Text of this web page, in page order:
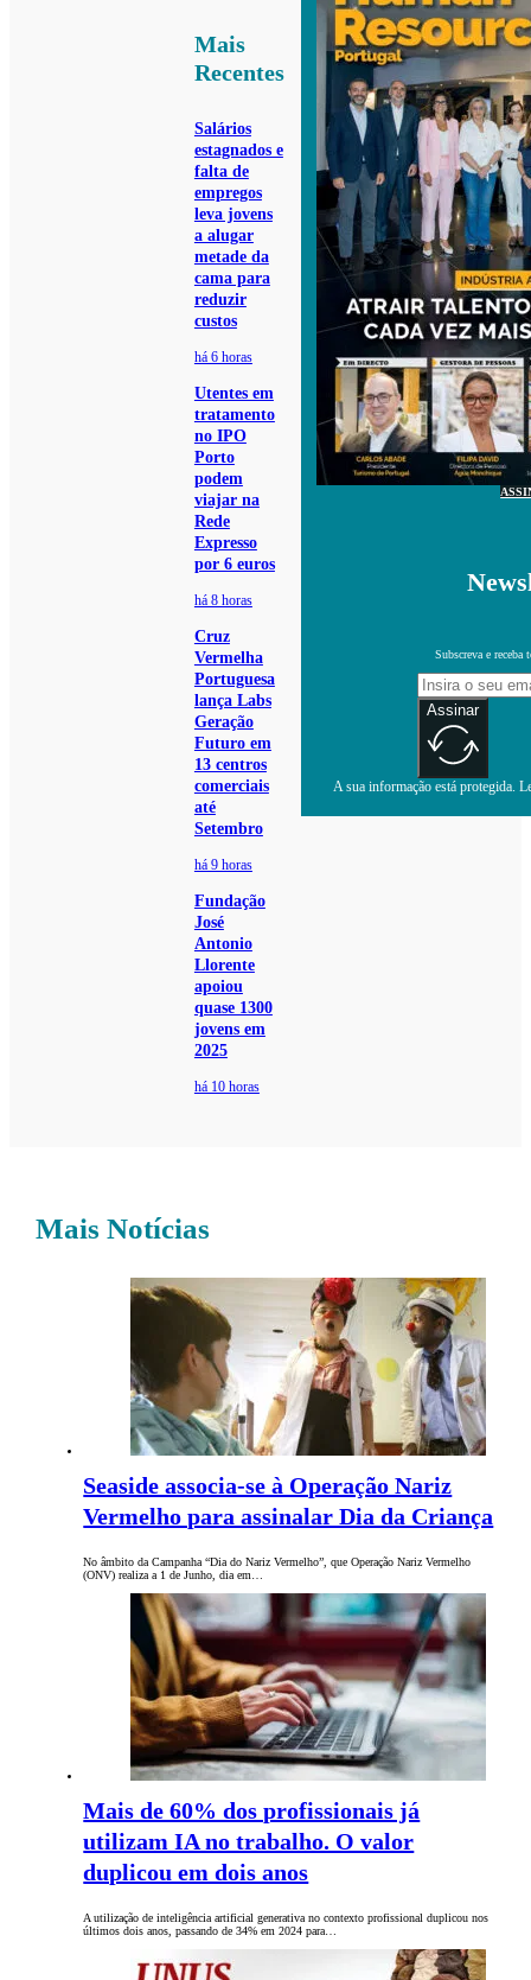
Mais
Recentes
Salários
estagnados e
falta de
empregos
leva jovens
a alugar
metade da
cama para
reduzir
custos
há 6 horas
Utentes em
tratamento
no IPO
Porto
podem
viajar na
Rede
Expresso
por 6 euros
há 8 horas
Cruz
Vermelha
Portuguesa
lança Labs
Geração
Futuro em
13 centros
comerciais
até
Setembro
há 9 horas
Fundação
José
Antonio
Llorente
apoiou
quase 1300
jovens em
2025
há 10 horas
Subscreva e receba
Assinar
A sua informação está protegida.
Mais Notícias
Seaside associa-se à Operação Nariz
Vermelho para assinalar Dia da Criança
No âmbito da Campanha “Dia do Nariz Vermelho”, que Operação Nariz Vermelho
(ONV) realiza a 1 de Junho, dia em…
Mais de 60% dos profissionais já
utilizam IA no trabalho. O valor
duplicou em dois anos
A utilização de inteligência artificial generativa no contexto profissional duplicou nos
últimos dois anos, passando de 34% em 2024 para…